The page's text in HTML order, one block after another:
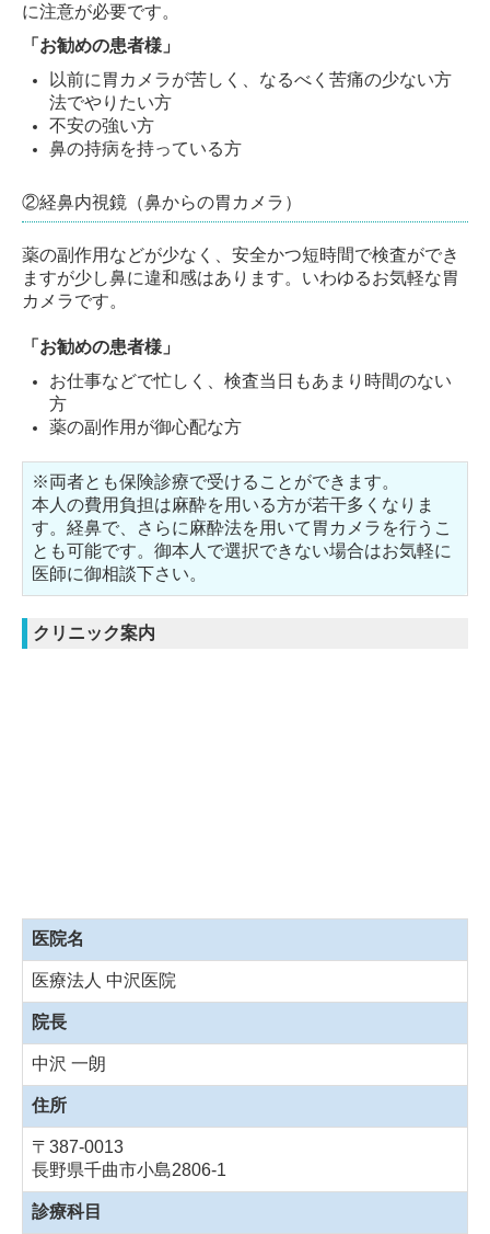
に注意が必要です。
「お勧めの患者様」
以前に胃カメラが苦しく、なるべく苦痛の少ない方
法でやりたい方
不安の強い方
鼻の持病を持っている方
②経鼻内視鏡（鼻からの胃カメラ）
薬の副作用などが少なく、安全かつ短時間で検査ができ
ますが少し鼻に違和感はあります。いわゆるお気軽な胃
カメラです。
「お勧めの患者様」
お仕事などで忙しく、検査当日もあまり時間のない
方
薬の副作用が御心配な方
※両者とも保険診療で受けることができます。
本人の費用負担は麻酔を用いる方が若干多くなりま
す。経鼻で、さらに麻酔法を用いて胃カメラを行うこ
とも可能です。御本人で選択できない場合はお気軽に
医師に御相談下さい。
クリニック案内
医院名
医療法人 中沢医院
院長
中沢 一朗
住所
〒387-0013
長野県千曲市小島2806-1
診療科目